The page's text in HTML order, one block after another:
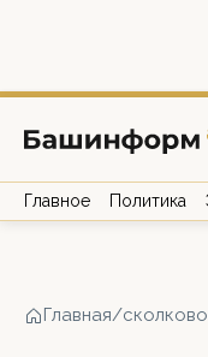
Главное Политика
Главная/сколково